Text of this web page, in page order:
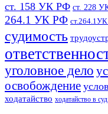
ст. 158 УК РФ ст. 228
264.1 УК РФ
судимость
уголовное дело
освобождение
ходатайство ходатайство в суд